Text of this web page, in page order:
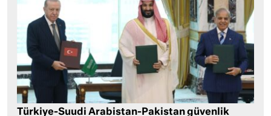
Türkiye-Suudi Arabistan-Pakistan güvenlik